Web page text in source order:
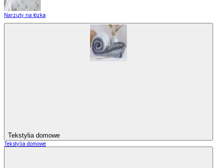
Narzuty na łózka
Tekstylia domowe
Tekstylia domowe